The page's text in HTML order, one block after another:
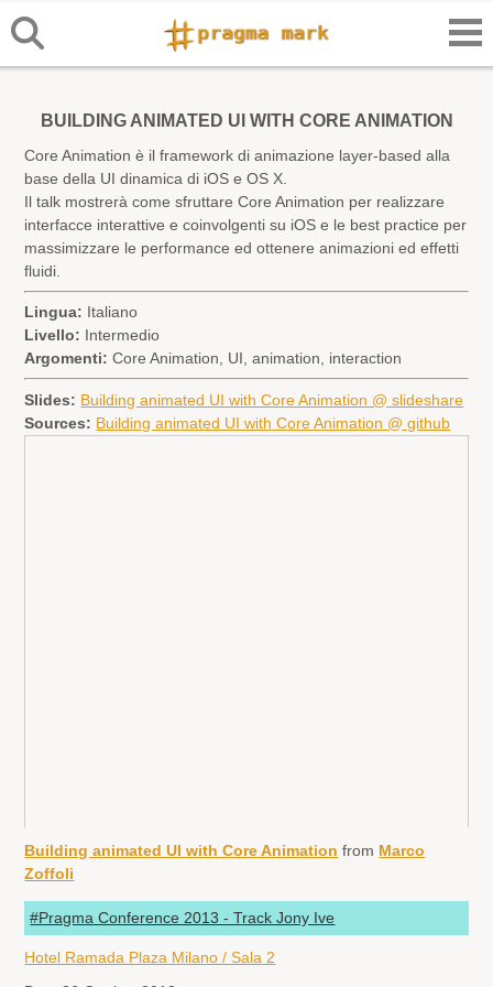
BUILDING ANIMATED UI WITH CORE ANIMATION
Core Animation è il framework di animazione layer-based alla
base della UI dinamica di iOS e OS X.
Il talk mostrerà come sfruttare Core Animation per realizzare
interfacce interattive e coinvolgenti su iOS e le best practice per
massimizzare le performance ed ottenere animazioni ed effetti
fluidi.
Lingua: Italiano
Livello: Intermedio
Argomenti: Core Animation, UI, animation, interaction
Slides: Building animated UI with Core Animation @ slideshare
Sources: Building animated UI with Core Animation @ github
Building animated UI with Core Animation from Marco
Zoffoli
#Pragma Conference 2013 - Track Jony Ive
Hotel Ramada Plaza Milano / Sala 2